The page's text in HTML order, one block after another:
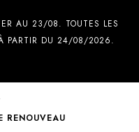
AU 23/08. TOUTES LES
PARTIR DU 24/08/2026.
RENOUVEAU